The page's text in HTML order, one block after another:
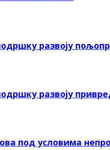
развоју
развоју
под условима